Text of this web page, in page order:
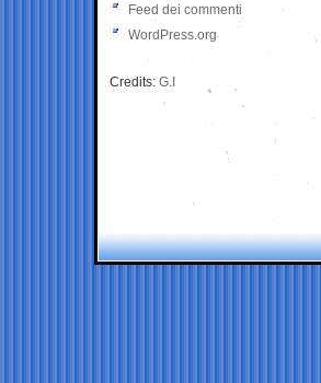
Feed dei commenti
WordPress.org
Credits: G.I